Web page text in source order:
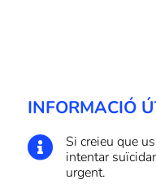
INFORMACIÓ

Si creieu que
intentar
urgent.